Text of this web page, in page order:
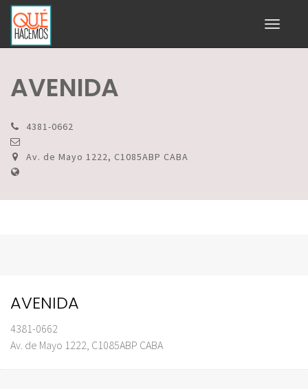
Toggle
AVENIDA
4381-0662
Av. de Mayo 1222, C1085ABP CABA
AVENIDA
4381-0662
Av. de Mayo 1222, C1085ABP CABA